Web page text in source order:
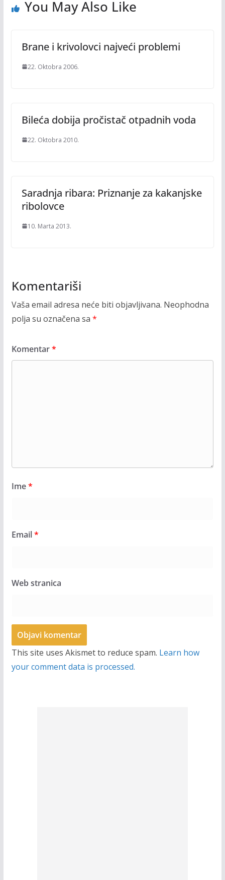
You May Also Like
Brane i krivolovci najveći problemi
22. Oktobra 2006.
Bileća dobija pročistač otpadnih voda
22. Oktobra 2010.
Saradnja ribara: Priznanje za kakanjske
ribolovce
10. Marta 2013.
Komentariši
Vaša email adresa neće biti objavljivana. Neophodna
polja su označena sa *
Komentar*
Ime*
Email*
Web stranica
This site uses Akismet to reduce spam. Learn how
your comment data is processed.